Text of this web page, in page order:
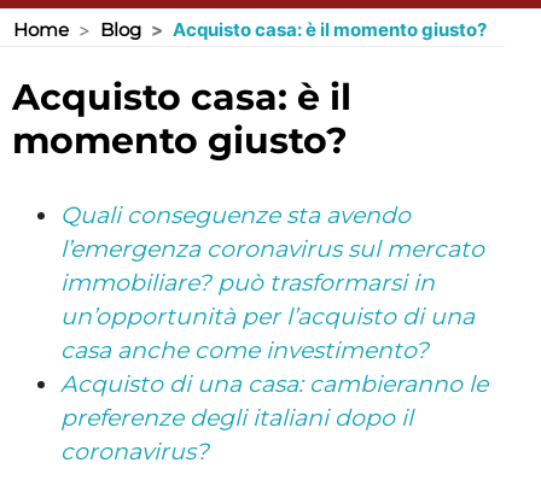
Home Blog Acquisto casa: è il momento giusto?
acquisto casa: è il
momento giusto?
Quali conseguenze sta avendo
l’emergenza coronavirus sul mercato
immobiliare? può trasformarsi in
un’opportunità per l’acquisto di una
casa anche come investimento?
Acquisto di una casa: cambieranno le
preferenze degli italiani dopo il
coronavirus?